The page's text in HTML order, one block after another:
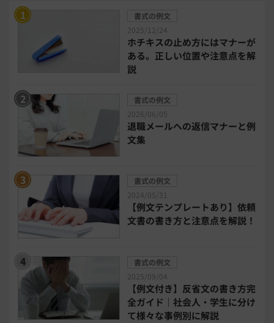
健康管理システム
電子契約システム 会計業務システム
2026年トレンド ビジネススキル
DX・デジタル化 電子帳簿保存法
民法改正対応書式テンプレート
bizoceanお勧め動画
タイアップ
ニューノーマル時代における企業のあり方
書式の例文
2025/12/24
ホチキスの止め方にはマナーが
ある。正しい位置や注意点を解
説
書式の例文
2026/06/05
退職メールへの返信マナーと例
文集
書式の例文
2024/05/31
【例文テンプレートあり】依頼
文書の書き方と注意点を解説！
書式の例文
2025/09/04
【例文付き】反省文の書き方完
全ガイド｜社会人・学生に分け
て様々な事例別に解説